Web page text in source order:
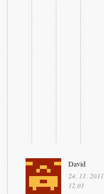
David
24. 11. 2011
12.01